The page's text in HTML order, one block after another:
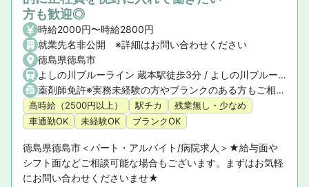
方も歓迎◎
時給2000円〜時給2800円
就業先名非公開 ※詳細はお問い合わせください
徳島県徳島市
よしの川ブルーライン 蔵本駅徒歩3分 / よしの川ブルーライン 鮎喰駅車6分 / JR高徳線 佐古駅車8分
薬剤師免許※実務未経験の方やブランクのある方もご相談ください。
高時給（2500円以上） 駅チカ
残業無し・少なめ
車通勤OK
未経験OK ブランクOK
徳島県徳島市＜パート・アルバイト/病院求人＞★給与面や
シフト面などご相談可能な場合もございます。まずはお気軽
にお問い合わせくださいませ★